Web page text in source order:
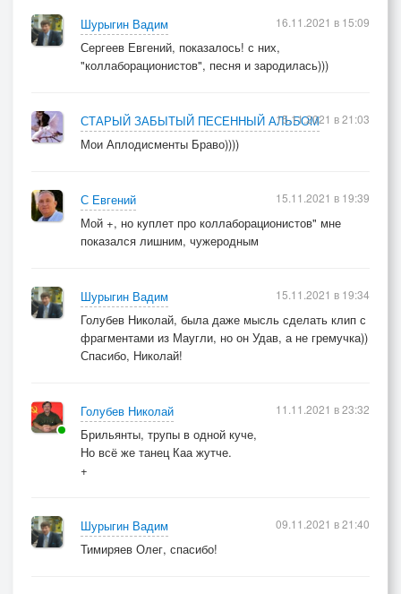
Шурыгин Вадим
Сергеев Евгений, показалось! с них,
"коллаборационистов", песня и зародилась)))
16.11.2021 в 15:09
СТАРЫЙ ЗАБЫТЫЙ ПЕСЕННЫЙ АЛЬБОМ
Мои Аплодисменты Браво))))
15.11.2021 в 21:03
С Евгений
Мой +, но куплет про коллаборационистов" мне
показался лишним, чужеродным
15.11.2021 в 19:39
Шурыгин Вадим
Голубев Николай, была даже мысль сделать клип с
фрагментами из Маугли, но он Удав, а не гремучка))
Спасибо, Николай!
15.11.2021 в 19:34
Голубев Николай
Брильянты, трупы в одной куче,
Но всё же танец Каа жутче.
+
11.11.2021 в 23:32
Шурыгин Вадим
Тимиряев Олег, спасибо!
09.11.2021 в 21:40